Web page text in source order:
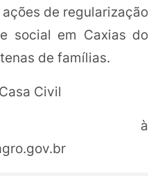
de regularização
social em Caxias do
de famílias.
Civil
à